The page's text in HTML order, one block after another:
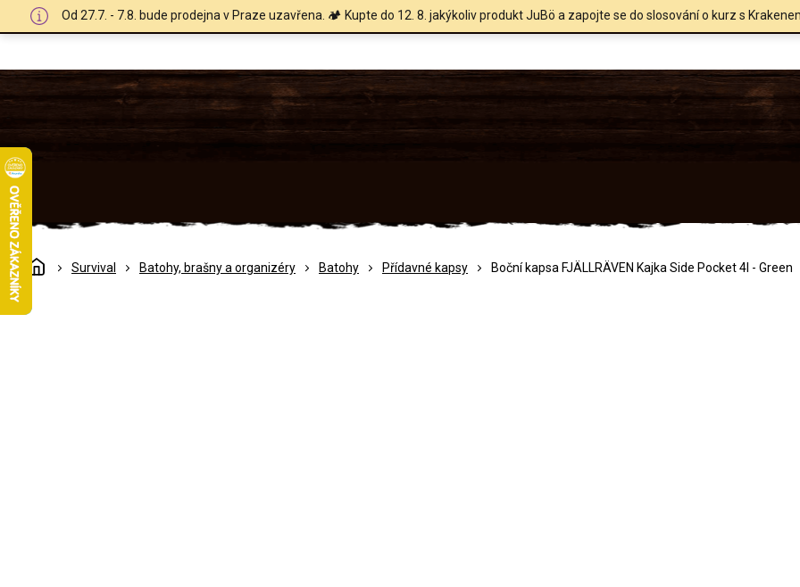
Od 27.7. - 7.8. bude prodejna v Praze uzavřena. 🏕️ Kupte do 12. 8. jakýkoliv produkt JuBö a zapojte se do slosování o kurz s
DomůSurvival Batohy, brašny a organizéry Batohy Přídavné kapsy Boční kapsa FJÄLLRÄVEN Kajka Side Pocket 4l - Green